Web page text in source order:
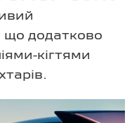
що додатково
кігтями